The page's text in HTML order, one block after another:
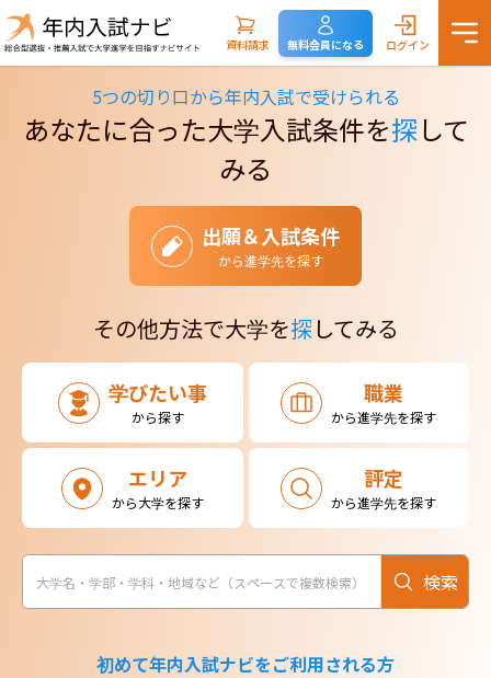
資料請求 無料会員になる ログイン
5つの切り口から年内入試で受けられる
あなたに合った大学入試条件を探して
みる
出願＆入試条件
から進学先を探す
その他方法で大学を探してみる
学びたい事
から探す
職業
から進学先を探す
エリア
から大学を探す
評定
から進学先を探す
検索
初めて年内入試ナビをご利用される方